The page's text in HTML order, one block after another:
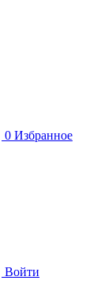
0 Избранное
Войти